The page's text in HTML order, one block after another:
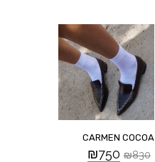
CARMEN COCOA
₪830
₪750